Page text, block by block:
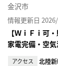
金沢市
情報更新日
【ＷｉＦｉ可
家電完備・空気
アクセス 北陸